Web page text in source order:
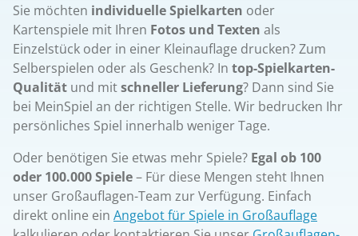
Sie möchten individuelle Spielkarten oder
Kartenspiele mit Ihren Fotos und Texten als
Einzelstück oder in einer Kleinauflage drucken? Zum
Selberspielen oder als Geschenk? In top-Spielkarten-
Qualität und mitschneller Lieferung? Dann sind Sie
bei MeinSpiel an der richtigen Stelle. Wir bedrucken Ihr
persönliches Spiel innerhalb weniger Tage.
Oder benötigen Sie etwas mehr Spiele? Egal ob 100
oder 100.000 Spiele– Für diese Mengen steht Ihnen
unser Großauflagen-Team zur Verfügung. Einfach
direkt online ein Angebot für Spiele in Großauflage